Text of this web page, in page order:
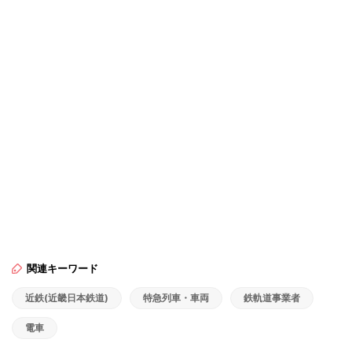
関連キーワード
近鉄(近畿日本鉄道) 特急列車・車両 鉄軌道事業者
電車